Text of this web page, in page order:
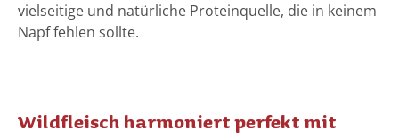
vielseitige und natürliche Proteinquelle, die in keinem
Napf fehlen sollte.
Wildfleisch harmoniert perfekt mit